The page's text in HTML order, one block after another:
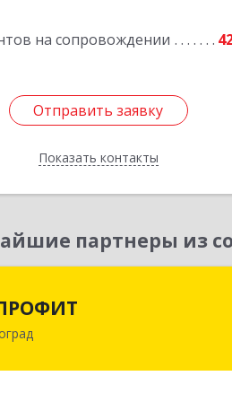
на сопровождении
Отправить заявку
Показать контакты
Отправить заявку
Назад
партнеры из
124482, Москва г, Зеленоград г,